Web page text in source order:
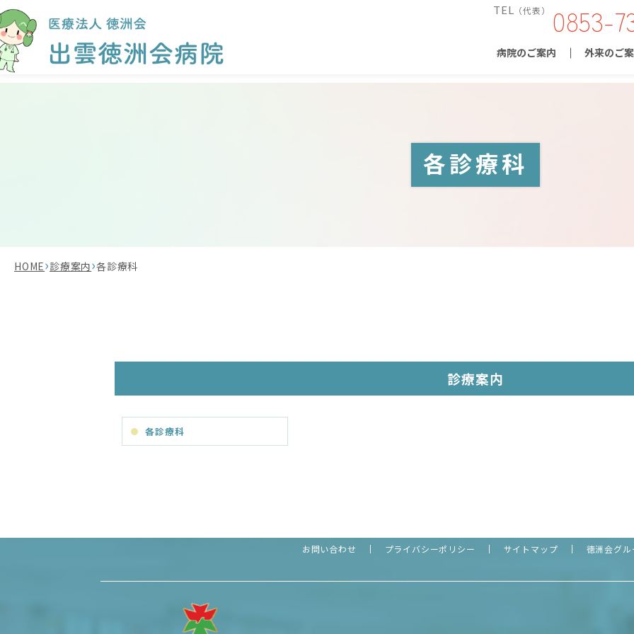
TEL （代表） 0853-
病院のご案内 外来のご
各診療科
HOME›診療案内›各診療科
診療案内
各診療科
お問い合わせ プライバシーポリシー サイトマップ 徳洲会グル